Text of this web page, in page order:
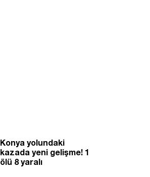
Konya yolundaki
kazada yeni gelişme! 1
ölü 8 yaralı